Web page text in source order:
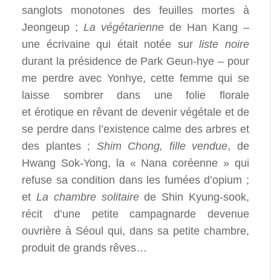
sanglots monotones des feuilles mortes à
Jeongeup ; La végétarienne de Han Kang –
une écrivaine qui était notée surliste noire
durant la présidence de Park Geun-hye – pour
me perdre avec Yonhye, cette femme qui se
laisse sombrer dans une folie florale
et érotique en rêvant de devenir végétale et de
se perdre dans l’existence calme des arbres et
des plantes ; Shim Chong, fille vendue, de
Hwang Sok-Yong, la « Nana coréenne » qui
refuse sa condition dans les fumées d’opium ;
et La chambre solitairede Shin Kyung-sook,
récit d’une petite campagnarde devenue
ouvrière à Séoul qui, dans sa petite chambre,
produit de grands rêves…